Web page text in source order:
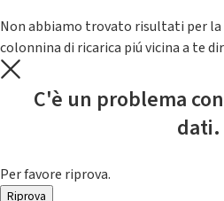
Non abbiamo trovato risultati per la
colonnina di ricarica piú vicina a te
C'è un problema
dati.
Per favore riprova.
Riprova